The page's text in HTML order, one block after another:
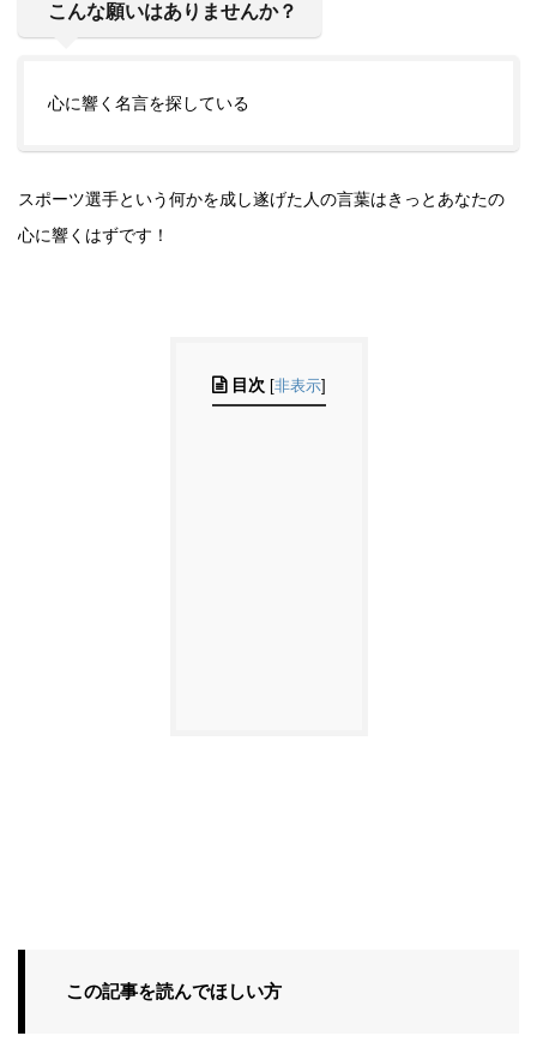
こんな願いはありませんか？
心に響く名言を探している
スポーツ選手という何かを成し遂げた人の言葉はきっとあなたの
心に響くはずです！
目次 [非表示]
この記事を読んでほしい方